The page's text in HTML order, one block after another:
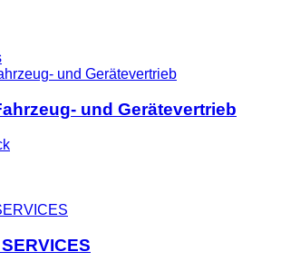
und Gerätevertrieb